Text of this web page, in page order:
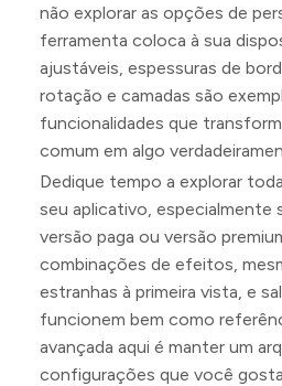
não explorar as opções de
ferramenta coloca à sua
ajustáveis, espessuras de
rotação e camadas são
funcionalidades que
comum em algo
Dedique tempo a explorar
seu aplicativo, especialmente
versão paga ou versão
combinações de efeitos,
estranhas à primeira vista, e
funcionem bem como
avançada aqui é manter um
configurações que você